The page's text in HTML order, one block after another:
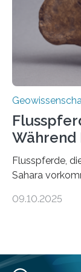
solche
nicht nur
Während
Flusspferde,
Sahara
Universität
09.10.2025